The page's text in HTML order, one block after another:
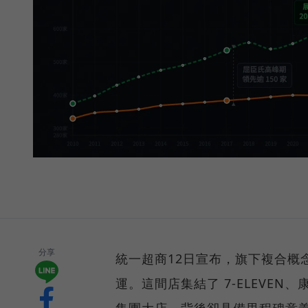
分享
統一超商12日宣布，旗下複合概
運。這間店集結了 7-ELEVEN、